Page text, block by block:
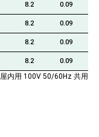
8.2 0.09
8.2 0.09
8.2 0.09
8.2 0.09
屋内用 100V 50/60Hz 共用